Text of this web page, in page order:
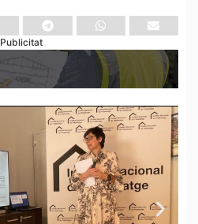
Publicitat